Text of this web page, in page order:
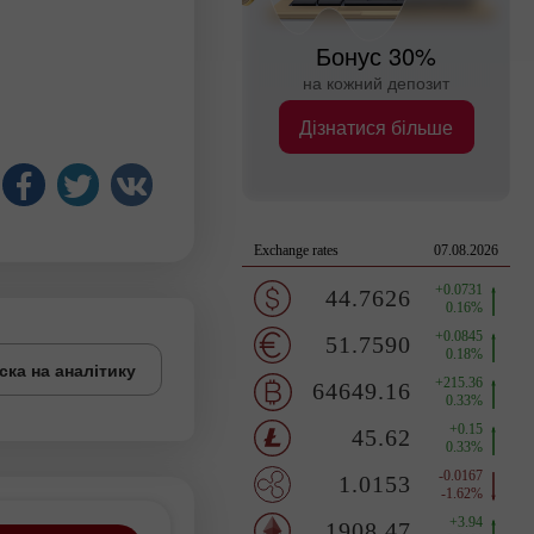
на аналітику
Бонус 30%
на кожний депозит
Дізнатися більше